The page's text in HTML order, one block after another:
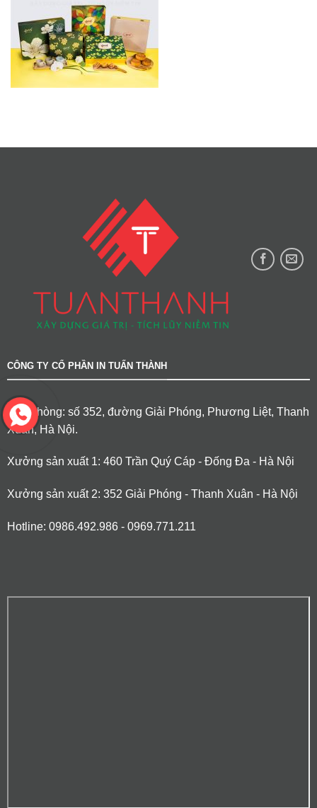
CÔNG TY CỔ PHẦN IN TUẤN THÀNH
Văn phòng: số 352, đường Giải Phóng, Phương Liệt, Thanh
Xuân, Hà Nội.
Xưởng sản xuất 1: 460 Trần Quý Cáp - Đống Đa - Hà Nội
Xưởng sản xuất 2: 352 Giải Phóng - Thanh Xuân - Hà Nội
Hotline: 0986.492.986 - 0969.771.211